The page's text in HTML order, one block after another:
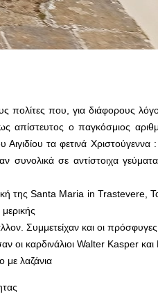
πολίτες που, για διάφορους
απίστευτος ο παγκόσμιος
τα φετινά Χριστούγεννα
συνολικά σε αντίστοιχα
της Santa Maria in Trastevere,
Συμμετείχαν και οι
οι καρδινάλιοι Walter Kasper
με λαζάνια